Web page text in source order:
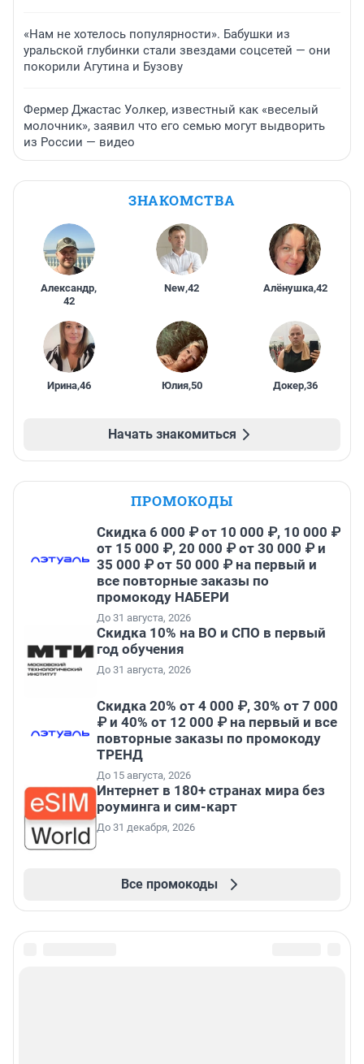
«Нам не хотелось популярности». Бабушки из
уральской глубинки стали звездами соцсетей — они
покорили Агутина и Бузову
Фермер Джастас Уолкер, известный как «веселый
молочник», заявил что его семью могут выдворить
из России — видео
ЗНАКОМСТВА
Александр,
42
New,42 Алёнушка,42
Ирина,46 Юлия,50 Докер,36
Начать знакомиться
ПРОМОКОДЫ
Скидка 6 000 ₽ от 10 000 ₽, 10 000 ₽
от 15 000 ₽, 20 000 ₽ от 30 000 ₽ и
35 000 ₽ от 50 000 ₽ на первый и
все повторные заказы по
промокоду НАБЕРИ
До 31 августа, 2026
Скидка 10% на ВО и СПО в первый
год обучения
До 31 августа, 2026
Скидка 20% от 4 000 ₽, 30% от 7 000
₽ и 40% от 12 000 ₽ на первый и все
повторные заказы по промокоду
ТРЕНД
До 15 августа, 2026
Интернет в 180+ странах мира без
роуминга и сим-карт
До 31 декабря, 2026
Все промокоды